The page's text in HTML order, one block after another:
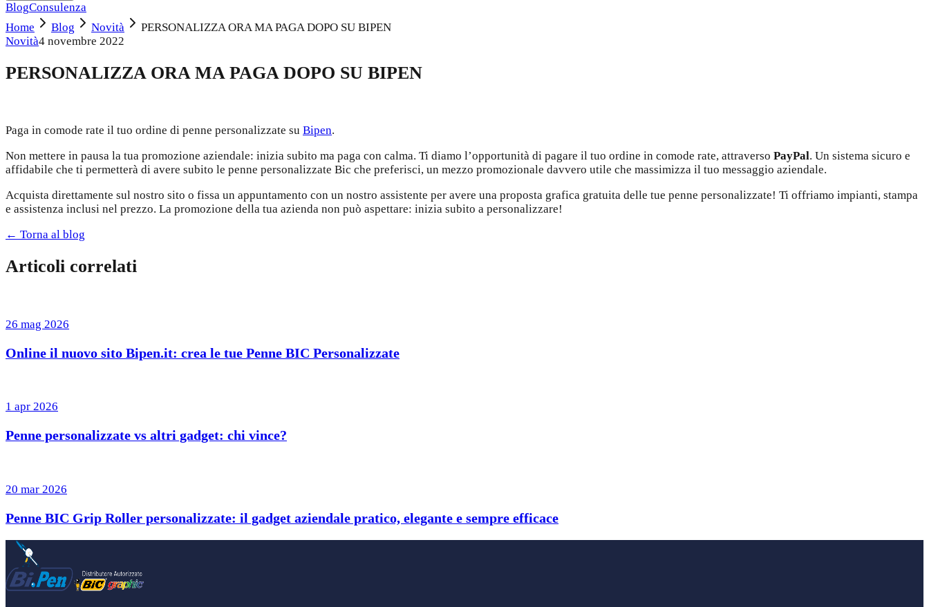
BlogConsulenza
Home
Blog Novità
PERSONALIZZA ORA MA PAGA DOPO SU BIPEN
Novità4 novembre 2022
PERSONALIZZA ORA MA PAGA DOPO SU BIPEN
Paga in comode rate il tuo ordine di penne personalizzate su Bipen.
Non mettere in pausa la tua promozione aziendale: inizia subito ma paga con calma. Ti diamo l’opportunità di pagare il tuo ordine in comode rate, attraverso PayPal. Un sistema sicuro e
affidabile che ti permetterà di avere subito le penne personalizzate Bic che preferisci, un mezzo promozionale davvero utile che massimizza il tuo messaggio aziendale.
Acquista direttamente sul nostro sito o fissa un appuntamento con un nostro assistente per avere una proposta grafica gratuita delle tue penne personalizzate! Ti offriamo impianti, stampa
e assistenza inclusi nel prezzo. La promozione della tua azienda non può aspettare: inizia subito a personalizzare!
← Torna al blog
Articoli correlati
26 mag 2026
Online il nuovo sito Bipen.it: crea le tue Penne BIC Personalizzate
1 apr 2026
Penne personalizzate vs altri gadget: chi vince?
20 mar 2026
Penne BIC Grip Roller personalizzate: il gadget aziendale pratico, elegante e sempre efficace